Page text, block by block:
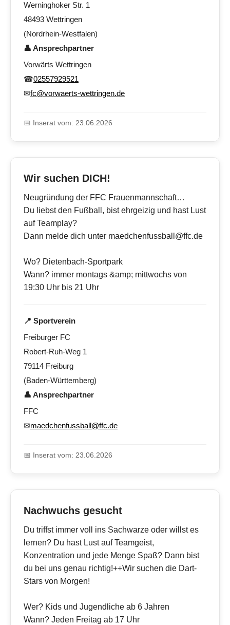
Werninghoker Str. 1
48493 Wettringen
(Nordrhein-Westfalen)
👤 Ansprechpartner
Vorwärts Wettringen
☎02557929521
✉fc@vorwaerts-wettringen.de
📅 Inserat vom: 23.06.2026
Wir suchen DICH!
Neugründung der FFC Frauenmannschaft…
Du liebst den Fußball, bist ehrgeizig und hast Lust
auf Teamplay?
Dann melde dich unter maedchenfussball@ffc.de
Wo? Dietenbach-Sportpark
Wann? immer montags &amp; mittwochs von
19:30 Uhr bis 21 Uhr
📍 Sportverein
Freiburger FC
Robert-Ruh-Weg 1
79114 Freiburg
(Baden-Württemberg)
👤 Ansprechpartner
FFC
✉maedchenfussball@ffc.de
📅 Inserat vom: 23.06.2026
Nachwuchs gesucht
Du triffst immer voll ins Sachwarze oder willst es
lernen? Du hast Lust auf Teamgeist,
Konzentration und jede Menge Spaß? Dann bist
du bei uns genau richtig!++Wir suchen die Dart-
Stars von Morgen!
Wer? Kids und Jugendliche ab 6 Jahren
Wann? Jeden Freitag ab 17 Uhr